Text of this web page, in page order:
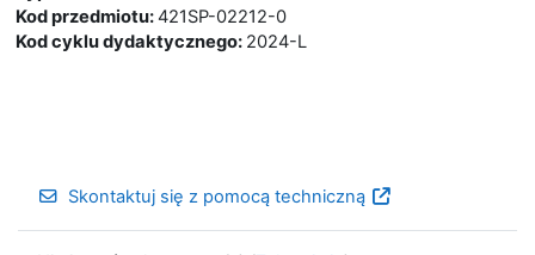
Kod przedmiotu:421SP-02212-0
Kod cyklu dydaktycznego: 2024-L
Skontaktuj się z pomocą techniczną